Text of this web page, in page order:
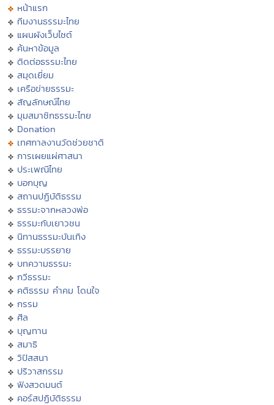
หน้าแรก
ทีมงานธรรมะไทย
แผนผังเว็บไซต์
ค้นหาข้อมูล
ติดต่อธรรมะไทย
สมุดเยี่ยม
เครือข่ายธรรมะ
สัญลักษณ์ไทย
มุมสมาชิกธรรมะไทย
Donation
เทศกาลงานวัดช่วยชาติ
การเผยแผ่ศาสนา
ประเพณีไทย
บอกบุญ
สถานปฏิบัติธรรม
ธรรมะจากหลวงพ่อ
ธรรมะกับเยาวชน
นิทานธรรมะบันเทิง
ธรรมะบรรยาย
บทความธรรมะ
กวีธรรมะ
คติธรรม คำคม โดนใจ
กรรม
ศีล
บุญทาน
สมาธิ
วิปัสสนา
ปริวาสกรรม
ฟังสวดมนต์
คอร์สปฏิบัติธรรม